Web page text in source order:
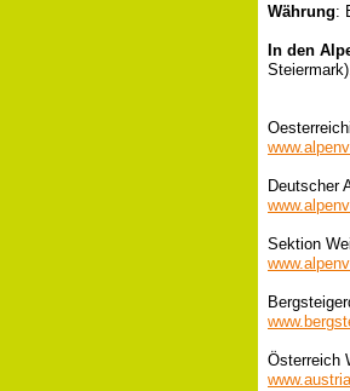
Währung:
In den
Deutscher
Sektion
Österreich